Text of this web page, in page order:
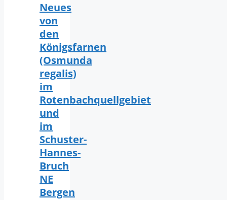
Neues
von
den
Königsfarnen
(Osmunda
regalis)
im
Rotenbachquellgebiet
und
im
Schuster-
Hannes-
Bruch
NE
Bergen